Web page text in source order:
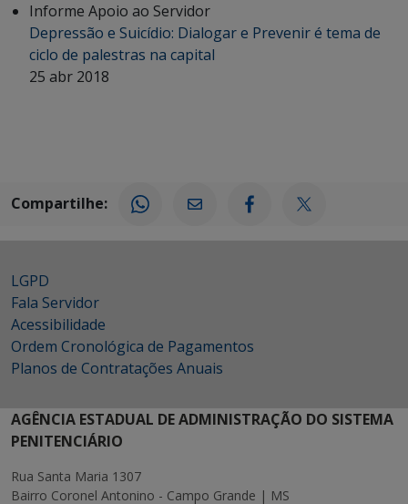
Informe Apoio ao Servidor
Depressão e Suicídio: Dialogar e Prevenir é tema de
ciclo de palestras na capital
25 abr 2018
Compartilhe:
LGPD
Fala Servidor
Acessibilidade
Ordem Cronológica de Pagamentos
Planos de Contratações Anuais
AGÊNCIA ESTADUAL DE ADMINISTRAÇÃO DO SISTEMA
PENITENCIÁRIO
Rua Santa Maria 1307
Bairro Coronel Antonino - Campo Grande | MS